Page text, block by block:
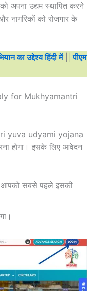
उद्यम स्थापित करने
नागरिकों को रोजगार के
का उद्देश्य हिंदी में||पीएम
for Mukhyamantri
yuva udyami yojana
होगा। इसके लिए आवेदन
आपको सबसे पहले इसकी